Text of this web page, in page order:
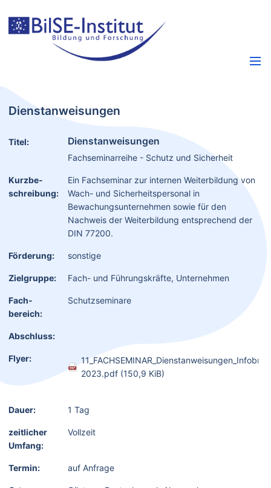
Dienstanweisungen
Titel: Dienstanweisungen
Fachseminarreihe - Schutz und Sicherheit
Kurzbe­
schreibung:
Ein Fachseminar zur internen Weiterbildung von
Wach- und Sicherheitspersonal in
Bewachungsunternehmen sowie für den
Nachweis der Weiterbildung entsprechend der
DIN 77200.
Förderung: sonstige
Zielgruppe: Fach- und Führungskräfte, Unternehmen
Fach­
bereich:
Schutzseminare
Abschluss:
Flyer:
2023.pdf (150,9 KiB)
Dauer: 1 Tag
zeitlicher
Umfang:
Vollzeit
Termin: auf Anfrage